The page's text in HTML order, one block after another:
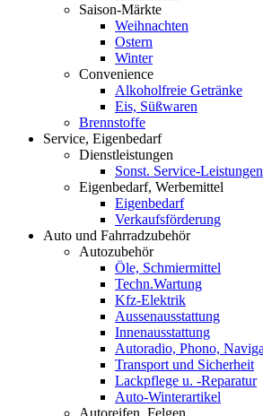
Saison-Märkte
Weihnachten
Ostern
Winter
Convenience
Alkoholfreie Getränke
Eis, Süßwaren
Brennstoffe
Service, Eigenbedarf
Dienstleistungen
Sonst. Service-Leistungen
Eigenbedarf, Werbemittel
Eigenbedarf
Verkaufsförderung
Auto und Fahrradzubehör
Autozubehör
Öle, Schmiermittel
Techn.Wartung
Kfz-Elektrik
Aussenausstattung
Innenausstattung
Autoradio, Phono,
Transport und Sicherheit
Lackpflege u. -Reparatur
Auto-Winterartikel
Autoreifen, Felgen